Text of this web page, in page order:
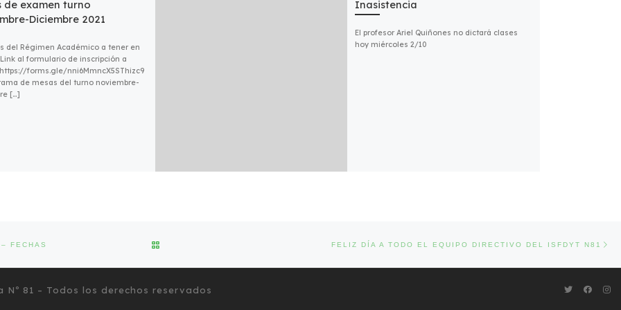
de examen turno
Diciembre 2021
del Régimen Académico a tener en
al formulario de inscripción a
forms.gle/nni6MmncX5SThizc9
de mesas del turno noviembre-
[…]
Inasistencia
El profesor Ariel Quiñones no dictará clases
hoy miércoles 2/10
FECHAS FELIZ DÍA A TODO EL EQUIPO DIRECTIVO DEL ISFDYT N81
81 – Todos los derechos reservados